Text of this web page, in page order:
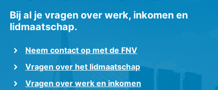
Bij al je vragen over werk, inkomen en
lidmaatschap.
Neem contact op met de FNV
Vragen over het lidmaatschap
Vragen over werk en inkomen